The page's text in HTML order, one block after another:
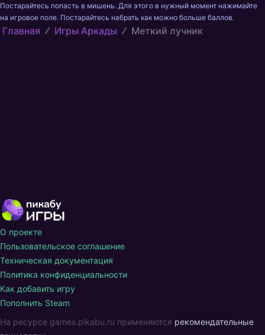
Постарайтесь попасть в мишень. Для этого в нужный момент нажимайте
на игровое поле. Постарайтесь набрать как можно больше баллов.
Главная Игры Аркады Меткий лучник
О проекте
Пользовательское соглашение
Техническая документация
Политика конфиденциальности
Как добавить игру
Пополнить Steam
На ресурсе games.pikabu.ru применяются рекомендательные